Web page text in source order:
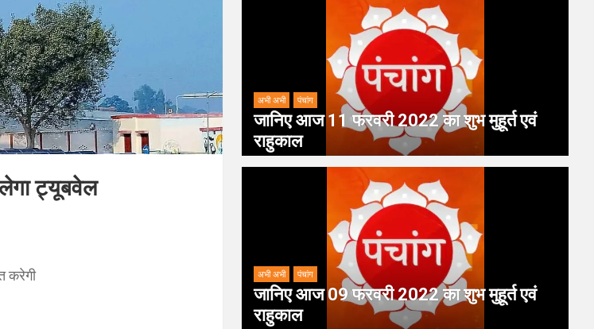
ट्यूबवेल
करेगी
अभी अभी पंचांग
जानिए आज 11 फरवरी 2022 का शुभ मुहूर्त एवं
राहुकाल
अभी अभी पंचांग
जानिए आज 09 फरवरी 2022 का शुभ मुहूर्त एवं
राहुकाल